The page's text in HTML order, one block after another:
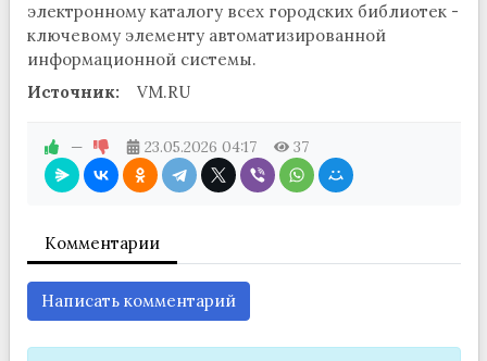
электронному каталогу всех городских библиотек -
ключевому элементу автоматизированной
информационной системы.
Источник:
VM.RU
— 23.05.2026 04:17 37
Комментарии
Написать комментарий